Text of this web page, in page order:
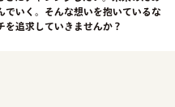
いく。そんな想いを抱いているな
追求していきませんか？